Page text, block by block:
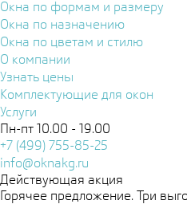
Окна по формам и размеру
Окна по назначению
Окна по цветам и стилю
О компании
Узнать цены
Комплектующие для окон
Услуги
Пн-пт 10.00 - 19.00
+7 (499) 755-85-25
info@oknakg.ru
Действующая акция
Горячее предложение. Три